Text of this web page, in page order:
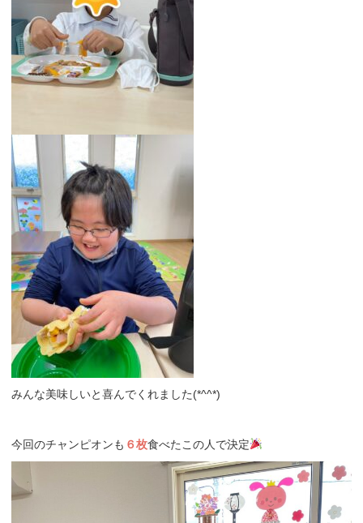
みんな美味しいと喜んでくれました(*^^*)
今回のチャンピオンも ６枚食べたこの人で決定